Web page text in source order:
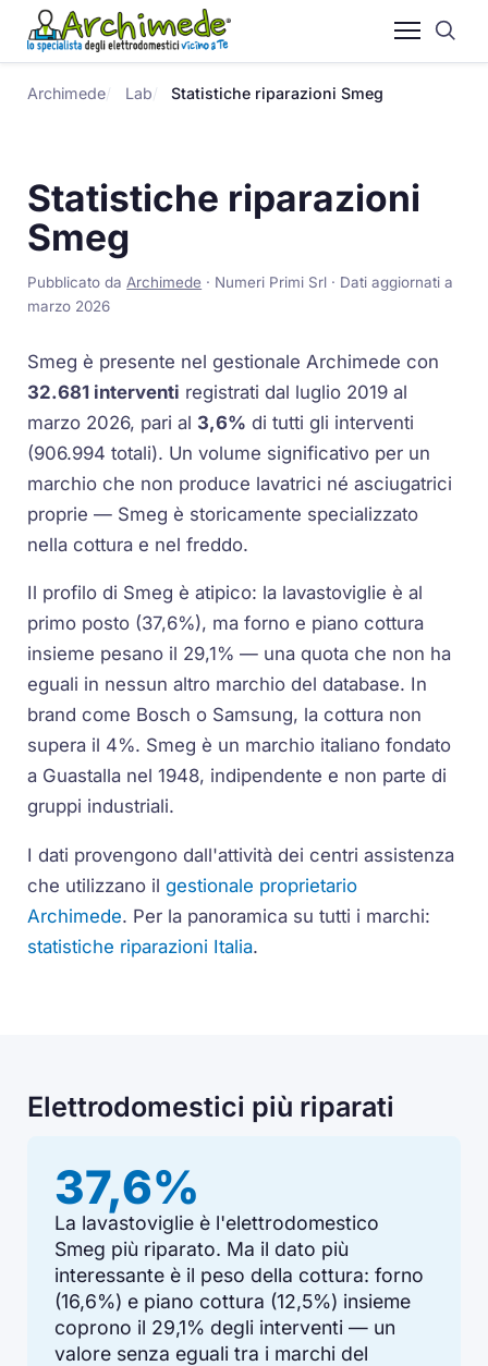
Archimede Lab Statistiche riparazioni Smeg
Statistiche riparazioni
Smeg
Pubblicato daArchimede · Numeri Primi Srl · Dati aggiornati a
marzo 2026
Smeg è presente nel gestionale Archimede con
32.681 interventi registrati dal luglio 2019 al
marzo 2026, pari al 3,6% di tutti gli interventi
(906.994 totali). Un volume significativo per un
marchio che non produce lavatrici né asciugatrici
proprie — Smeg è storicamente specializzato
nella cottura e nel freddo.
Il profilo di Smeg è atipico: la lavastoviglie è al
primo posto (37,6%), ma forno e piano cottura
insieme pesano il 29,1% — una quota che non ha
eguali in nessun altro marchio del database. In
brand come Bosch o Samsung, la cottura non
supera il 4%. Smeg è un marchio italiano fondato
a Guastalla nel 1948, indipendente e non parte di
gruppi industriali.
I dati provengono dall'attività dei centri assistenza
che utilizzano ilgestionale proprietario
Archimede. Per la panoramica su tutti i marchi:
statistiche riparazioni Italia.
Elettrodomestici più riparati
37,6%
La lavastoviglie è l'elettrodomestico
Smeg più riparato. Ma il dato più
interessante è il peso della cottura: forno
(16,6%) e piano cottura (12,5%) insieme
coprono il 29,1% degli interventi — un
valore senza eguali tra i marchi del